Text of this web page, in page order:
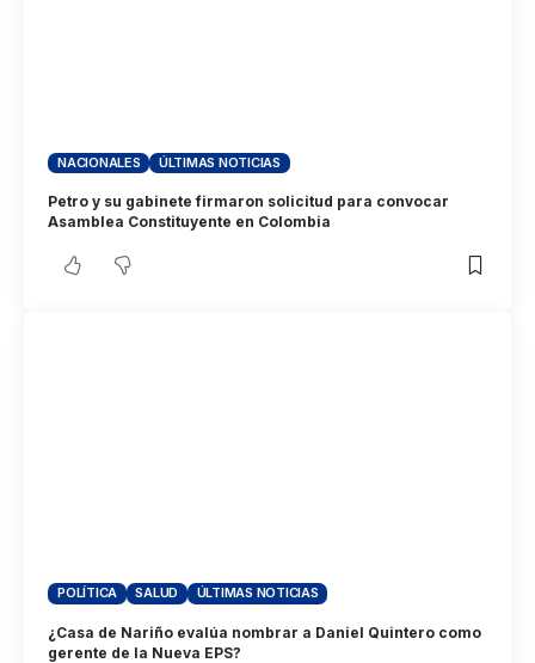
NACIONALES ÚLTIMAS NOTICIAS
Petro y su gabinete firmaron solicitud para convocar
Asamblea Constituyente en Colombia
POLÍTICA SALUD ÚLTIMAS NOTICIAS
¿Casa de Nariño evalúa nombrar a Daniel Quintero como
gerente de la Nueva EPS?